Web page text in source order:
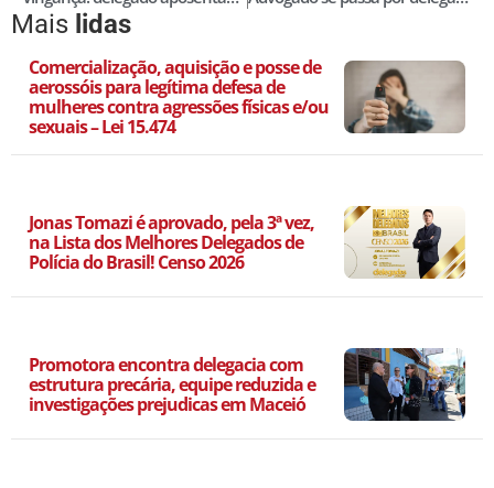
Mais lidas
Comercialização, aquisição e posse de
aerossóis para legítima defesa de
mulheres contra agressões físicas e/ou
sexuais – Lei 15.474
Jonas Tomazi é aprovado, pela 3ª vez,
na Lista dos Melhores Delegados de
Polícia do Brasil! Censo 2026
Promotora encontra delegacia com
estrutura precária, equipe reduzida e
investigações prejudicas em Maceió